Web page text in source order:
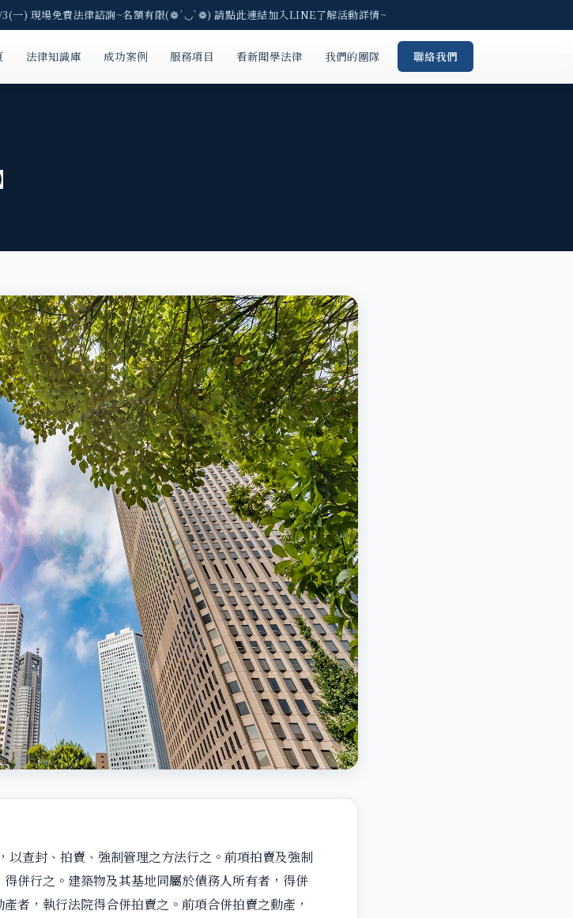
場免費法律諮詢~名額有限(❁´◡`❁) 請點此連結加入LINE了解活動詳情~
法律知識庫 成功案例 服務項目 看新聞學法律 我們的團隊 聯絡我們
以查封、拍賣、強制管理之方法行之。前項拍賣及強制
併行之。建築物及其基地同屬於債務人所有者，得併
者，執行法院得合併拍賣之。前項合併拍賣之動產，